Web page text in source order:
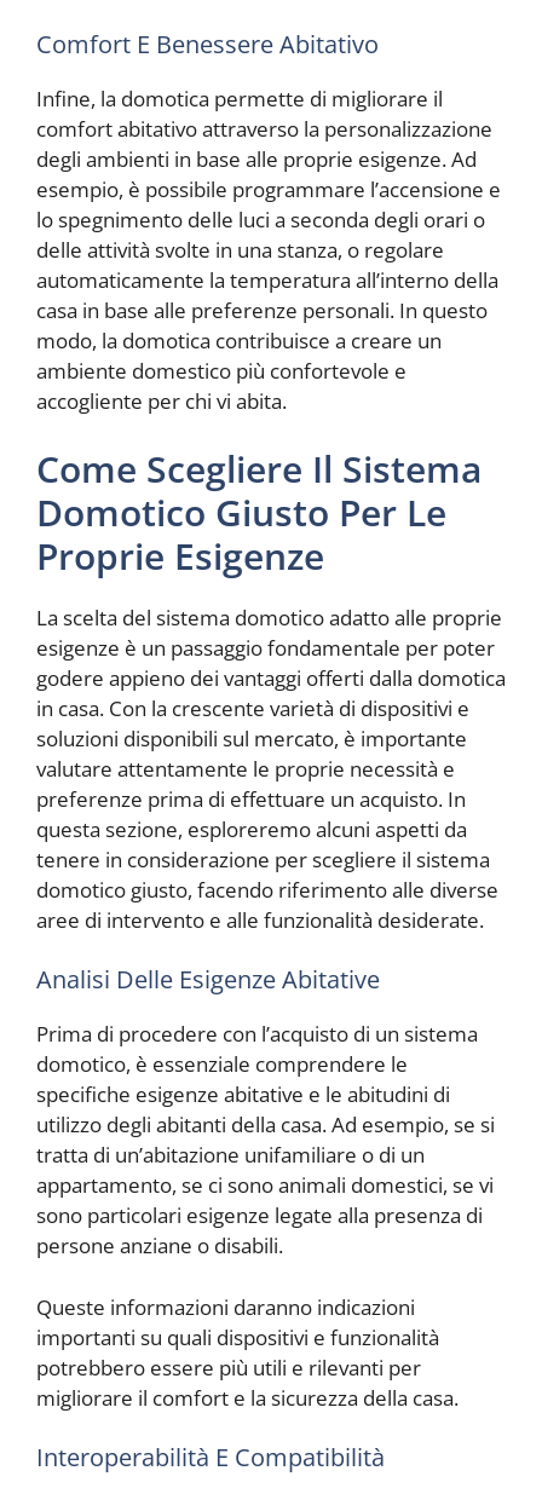
Comfort E Benessere Abitativo
Infine, la domotica permette di migliorare il
comfort abitativo attraverso la personalizzazione
degli ambienti in base alle proprie esigenze. Ad
esempio, è possibile programmare l’accensione e
lo spegnimento delle luci a seconda degli orari o
delle attività svolte in una stanza, o regolare
automaticamente la temperatura all’interno della
casa in base alle preferenze personali. In questo
modo, la domotica contribuisce a creare un
ambiente domestico più confortevole e
accogliente per chi vi abita.
Come Scegliere Il Sistema
Domotico Giusto Per Le
Proprie Esigenze
La scelta del sistema domotico adatto alle proprie
esigenze è un passaggio fondamentale per poter
godere appieno dei vantaggi offerti dalla domotica
in casa. Con la crescente varietà di dispositivi e
soluzioni disponibili sul mercato, è importante
valutare attentamente le proprie necessità e
preferenze prima di effettuare un acquisto. In
questa sezione, esploreremo alcuni aspetti da
tenere in considerazione per scegliere il sistema
domotico giusto, facendo riferimento alle diverse
aree di intervento e alle funzionalità desiderate.
Analisi Delle Esigenze Abitative
Prima di procedere con l’acquisto di un sistema
domotico, è essenziale comprendere le
specifiche esigenze abitative e le abitudini di
utilizzo degli abitanti della casa. Ad esempio, se si
tratta di un’abitazione unifamiliare o di un
appartamento, se ci sono animali domestici, se vi
sono particolari esigenze legate alla presenza di
persone anziane o disabili.
Queste informazioni daranno indicazioni
importanti su quali dispositivi e funzionalità
potrebbero essere più utili e rilevanti per
migliorare il comfort e la sicurezza della casa.
Interoperabilità E Compatibilità